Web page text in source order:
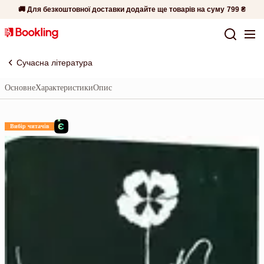
🚚 Для безкоштовної доставки додайте ще товарів на суму 799 ₴
Сучасна література
ОсновнеХарактеристикиОпис
Вибір читачів